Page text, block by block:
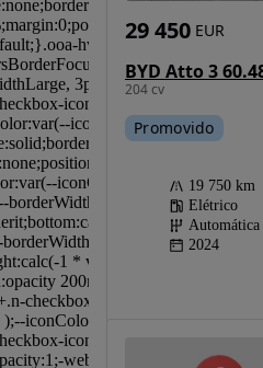
204 cv
29 450 EUR
Promovido
19 750 km
Elétrico
Automática
2024